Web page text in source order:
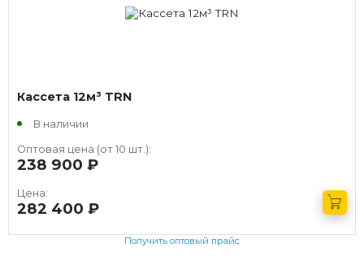
Кассета 12м³ TRN
В наличии
Оптовая цена (от 10 шт.):
238 900
Цена:
282 400
Получить оптовый прайс